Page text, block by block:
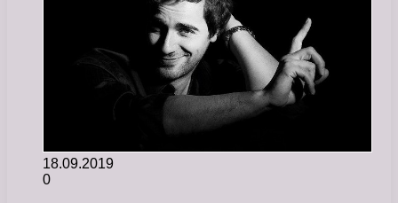
18.09.2019
0